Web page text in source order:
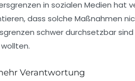
in sozialen Medien
dass solche Maßnahmen
schwer durchsetzbar
Verantwortung